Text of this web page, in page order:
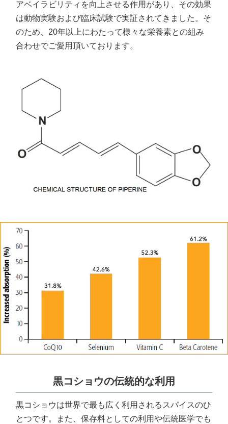
アベイラビリティを向上させる作用があり、その効果
は動物実験および臨床試験で実証されてきました。そ
のため、20年以上にわたって様々な栄養素との組み
合わせでご愛用頂いております。
黒コショウの伝統的な利用
黒コショウは世界で最も広く利用されるスパイスのひ
とつです。また、保存料としての利用や伝統医学でも